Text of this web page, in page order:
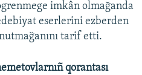
imkân olmağanda
eserlerini ezberden
tarif etti.
qorantası